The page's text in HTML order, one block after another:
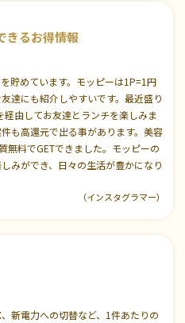
きるお得情報
貯めています。モッピーは1P=1円
達にも紹介しやすいです。最近盛り
経由してお友達とランチを楽しみま
も高還元で出る事があります。美容
無料でGETできました。モッピーの
みができ、日々の生活が豊かになり
（インスタグラマー）
新電力への切替など、1件あたりの